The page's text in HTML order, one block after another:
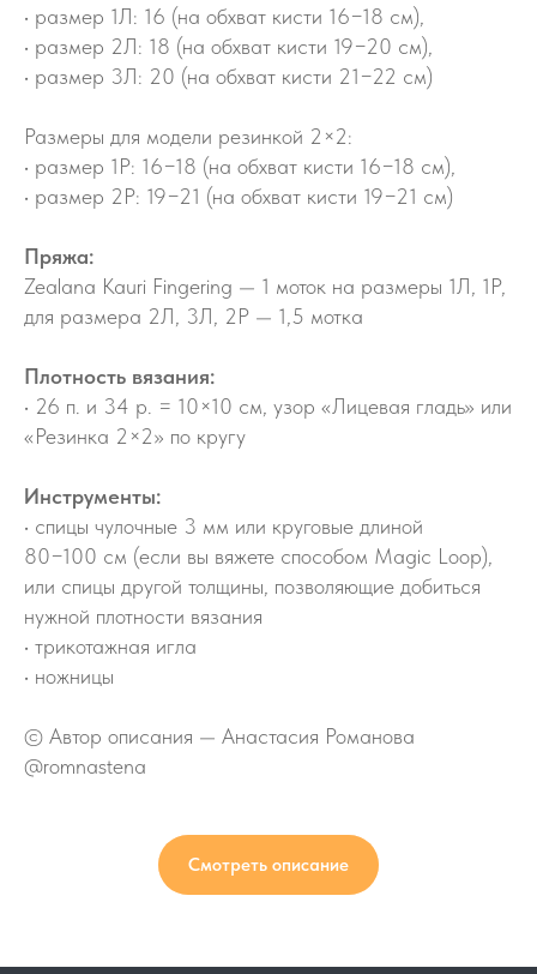
• размер 1Л: 16 (на обхват кисти 16−18 см),
• размер 2Л: 18 (на обхват кисти 19−20 см),
• размер 3Л: 20 (на обхват кисти 21−22 см)
Размеры для модели резинкой 2×2:
• размер 1Р: 16−18 (на обхват кисти 16−18 см),
• размер 2Р: 19−21 (на обхват кисти 19−21 см)
Пряжа:
Zealana Kauri Fingering — 1 моток на размеры 1Л, 1Р,
для размера 2Л, 3Л, 2Р — 1,5 мотка
Плотность вязания:
• 26 п. и 34 р. = 10×10 см, узор «Лицевая гладь» или
«Резинка 2×2» по кругу
Инструменты:
• cпицы чулочные 3 мм или круговые длиной
80−100 см (если вы вяжете способом Magic Loop),
или спицы другой толщины, позволяющие добиться
нужной плотности вязания
• трикотажная игла
• ножницы
© Автор описания — Анастасия Романова
@romnastena
Смотреть описание